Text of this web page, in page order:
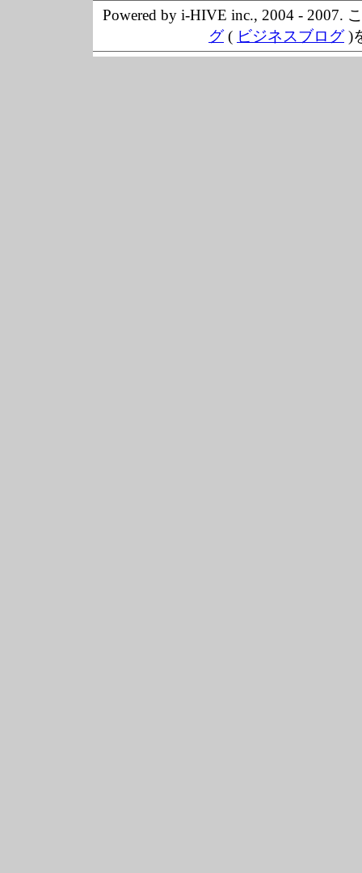
Powered by i-HIVE inc., 2004 - 2007.
グ( ビジネスブログ)